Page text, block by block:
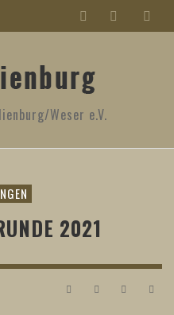
Weser e.V.
2021